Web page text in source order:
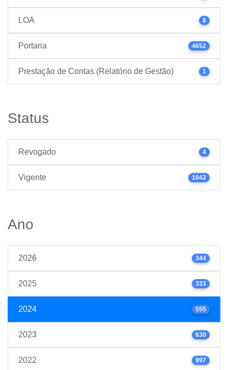
LOA 8
Portaria 4652
Prestação de Contas (Relatório de Gestão) 1
Status
Revogado 4
Vigente 1042
Ano
2026 344
2025 333
2024 555
2023 630
2022 997